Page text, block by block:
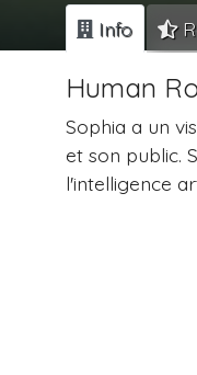
Info
Human
Sophia a un
et son public.
l'intelligence